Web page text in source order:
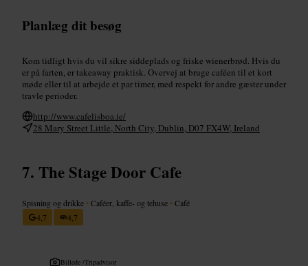
Planlæg dit besøg
Kom tidligt hvis du vil sikre siddeplads og friske wienerbrød. Hvis du
er på farten, er takeaway praktisk. Overvej at bruge caféen til et kort
møde eller til at arbejde et par timer, med respekt for andre gæster under
travle perioder.
http://www.cafelisboa.ie/
28 Mary Street Little, North City, Dublin, D07 FX4W, Ireland
The Stage Door Cafe
Spisning og drikke •Caféer, kaffe- og tehuse •Café
4,7
4,7
Billede /Tripadvisor